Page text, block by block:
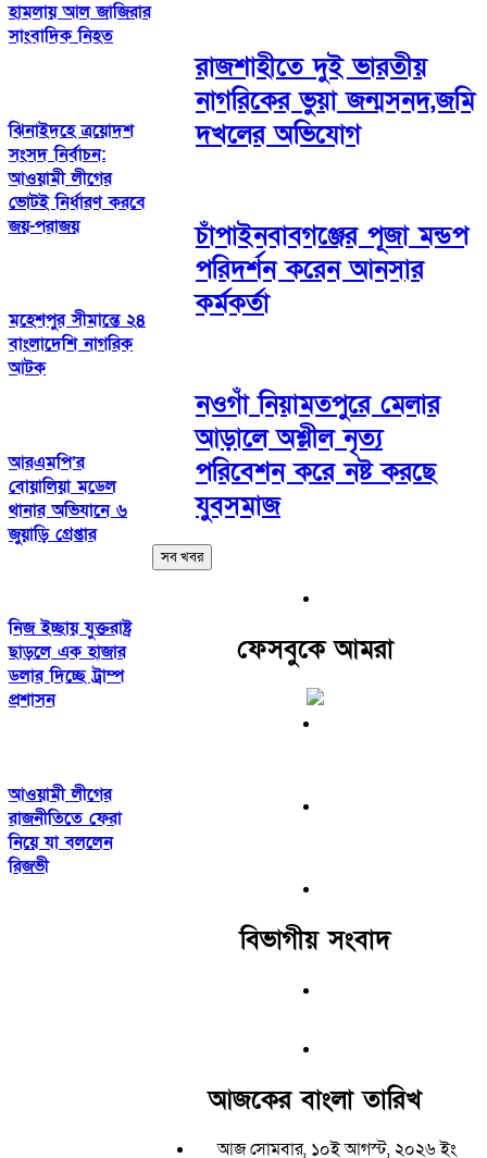
হামলায় আল জাজিরার
সাংবাদিক নিহত
ঝিনাইদহে ত্রয়োদশ
সংসদ নির্বাচন:
আওয়ামী লীগের
ভোটই নির্ধারণ করবে
জয়-পরাজয়
মহেশপুর সীমান্তে ২৪
বাংলাদেশি নাগরিক
আটক
আরএমপি’র
বোয়ালিয়া মডেল
থানার অভিযানে ৬
জুয়াড়ি গ্রেপ্তার
নিজ ইচ্ছায় যুক্তরাষ্ট্র
ছাড়লে এক হাজার
ডলার দিচ্ছে ট্রাম্প
প্রশাসন
আওয়ামী লীগের
রাজনীতিতে ফেরা
নিয়ে যা বললেন
রিজভী
রাজশাহীতে দুই ভারতীয়
নাগরিকের ভুয়া জন্মসনদ,জমি
দখলের অভিযোগ
চাঁপাইনবাবগঞ্জের পূজা মন্ডপ
পরিদর্শন করেন আনসার
কর্মকর্তা
নওগাঁ নিয়ামতপুরে মেলার
আড়ালে অশ্লীল নৃত্য
পরিবেশন করে নষ্ট করছে
যুবসমাজ
সব খবর
ফেসবুকে আমরা
বিভাগীয় সংবাদ
আজকের বাংলা তারিখ
আজ সোমবার, ১০ই আগস্ট, ২০২৬ ইং